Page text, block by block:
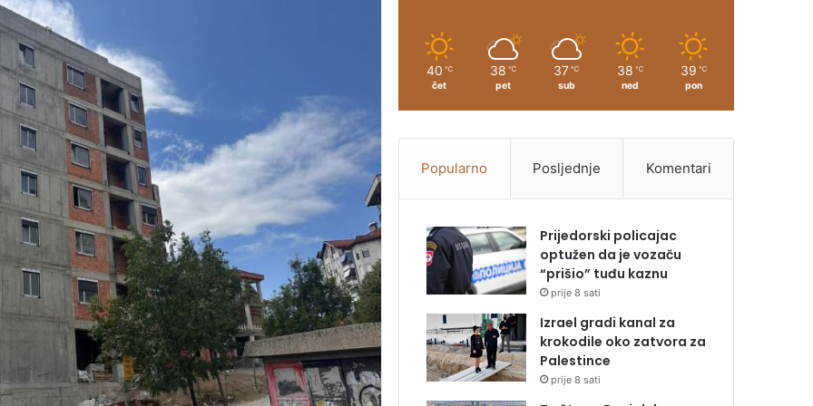
40 ℃
čet
38 ℃
pet
37 ℃
sub
38 ℃
ned
39 ℃
pon
Popularno Posljednje Komentari
Prijedorski policajac
optužen da je vozaču
“prišio” tuđu kaznu
prije 8 sati
Izrael gradi kanal za
krokodile oko zatvora za
Palestince
prije 8 sati